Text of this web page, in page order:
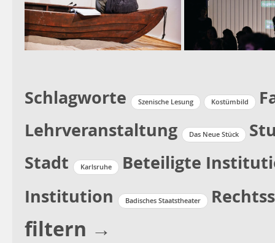
Schlagworte Szenische Lesung Kostümbild
Lehrveranstaltung
Das Neue Stück
Stadt
Karlsruhe
Beteiligte
Institution
Badisches Staatstheater
filtern →